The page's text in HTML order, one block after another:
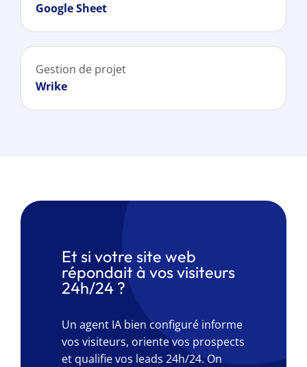
Google Sheet
Gestion de projet
Wrike
Et si votre site web
répondait à vos visiteurs
24h/24 ?
Un agent IA bien configuré informe
vos visiteurs, oriente vos prospects
et qualifie vos leads 24h/24. On